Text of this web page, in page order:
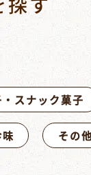
スナック菓子
その